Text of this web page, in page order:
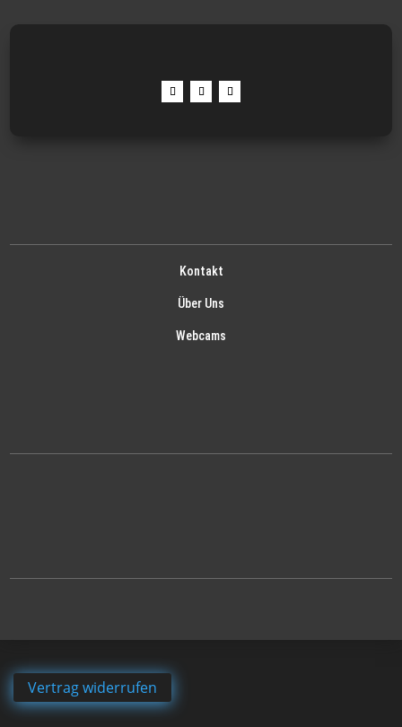
Kontakt
Über Uns
Webcams
Vertrag widerrufen